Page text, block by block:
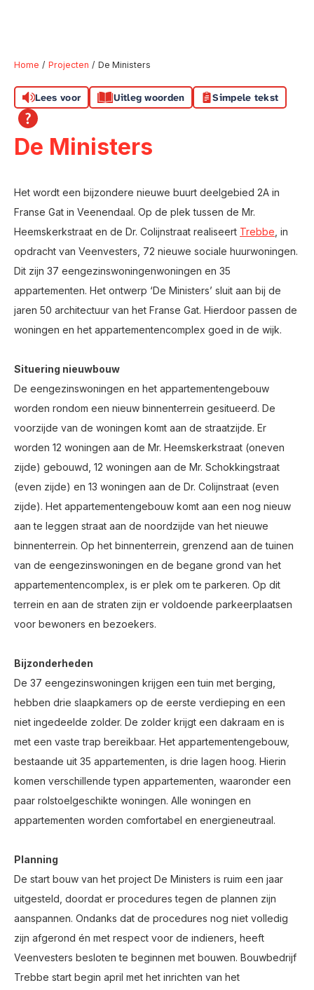
Naar hoofdinhoud
Naar hoofdnavigatiemenu
Naar zoeken
Home Projecten De Ministers
Lees voor Uitleg woorden Simpele tekst
De Ministers
Het wordt een bijzondere nieuwe buurt deelgebied 2A in
Franse Gat in Veenendaal. Op de plek tussen de Mr.
Heemskerkstraat en de Dr. Colijnstraat realiseert Trebbe , in
opdracht van Veenvesters, 72 nieuwe sociale huurwoningen.
Dit zijn 37 eengezinswoningenwoningen en 35
appartementen. Het ontwerp ‘De Ministers’ sluit aan bij de
jaren 50 architectuur van het Franse Gat. Hierdoor passen de
woningen en het appartementencomplex goed in de wijk.
Situering nieuwbouw
De eengezinswoningen en het appartementengebouw
worden rondom een nieuw binnenterrein gesitueerd. De
voorzijde van de woningen komt aan de straatzijde. Er
worden 12 woningen aan de Mr. Heemskerkstraat (oneven
zijde) gebouwd, 12 woningen aan de Mr. Schokkingstraat
(even zijde) en 13 woningen aan de Dr. Colijnstraat (even
zijde). Het appartementengebouw komt aan een nog nieuw
aan te leggen straat aan de noordzijde van het nieuwe
binnenterrein. Op het binnenterrein, grenzend aan de tuinen
van de eengezinswoningen en de begane grond van het
appartementencomplex, is er plek om te parkeren. Op dit
terrein en aan de straten zijn er voldoende parkeerplaatsen
voor bewoners en bezoekers.
Bijzonderheden
De 37 eengezinswoningen krijgen een tuin met berging,
hebben drie slaapkamers op de eerste verdieping en een
niet ingedeelde zolder. De zolder krijgt een dakraam en is
met een vaste trap bereikbaar. Het appartementengebouw,
bestaande uit 35 appartementen, is drie lagen hoog. Hierin
komen verschillende typen appartementen, waaronder een
paar rolstoelgeschikte woningen. Alle woningen en
appartementen worden comfortabel en energieneutraal.
Planning
De start bouw van het project De Ministers is ruim een jaar
uitgesteld, doordat er procedures tegen de plannen zijn
aanspannen. Ondanks dat de procedures nog niet volledig
zijn afgerond én met respect voor de indieners, heeft
Veenvesters besloten te beginnen met bouwen. Bouwbedrijf
Trebbe start begin april met het inrichten van het